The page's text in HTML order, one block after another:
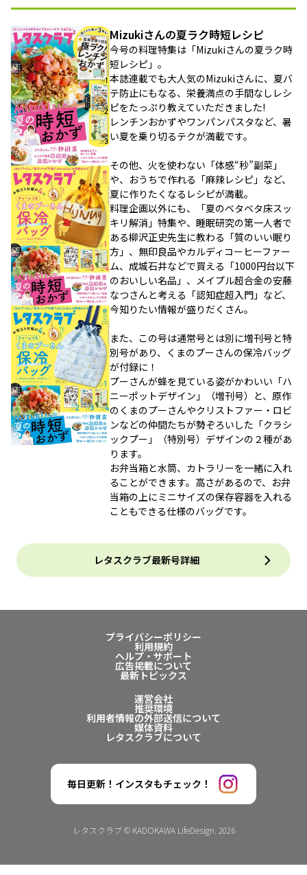
Mizukiさんの夏ラク時短レシピ
今号の料理特集は「Mizukiさんの夏ラク時
短レシピ」。
本誌連載でも大人気のMizukiさんに、夏バ
テ防止にもなる、栄養満点の手間なしレシ
ピをたっぷり教えていただきました!
レンチンおかずやワンパンパスタなど、暑
い夏を乗り切るテクが満載です。
その他、火を使わない「体感“秒”副菜」
や、おうちで作れる「麻辣レシピ」など、
夏に作りたくなるレシピが満載。
料理企画以外にも、「夏のベタベタ床スッ
キリ解消」特集や、睡眠研究の第一人者で
ある柳沢正史先生に教わる「質のいい眠り
方」、無印良品やカルディコーヒーファー
ム、成城石井などで買える「1000円台以下
のおいしい名品」、メイプル超合金の安藤
なつさんと考える「認知症超入門」など、
今知りたい情報が盛りだくさん。
また、この号は通常号とは別に増刊号と特
別号があり、くまのプーさんの保冷バッグ
が付録に！
プーさんが蜂を見ている姿がかわいい「ハ
ニーポットデザイン」（増刊号）と、原作
のくまのプーさんやクリストファー・ロビ
ンなどの仲間たちが勢ぞろいした「クラシ
ックプー」（特別号）デザインの２種があ
ります。
お弁当箱と水筒、カトラリーを一緒に入れ
ることができます。高さがあるので、お弁
当箱の上にミニサイズの保存容器を入れる
こともできる仕様のバッグです。
レタスクラブ最新号詳細
プライバシーポリシー
利用規約
ヘルプ・サポート
広告掲載について
最新トピックス
運営会社
推奨環境
利用者情報の外部送信について
媒体資料
レタスクラブについて
毎日更新！インスタもチェック！
レタスクラブ © KADOKAWA LifeDesign. 2026